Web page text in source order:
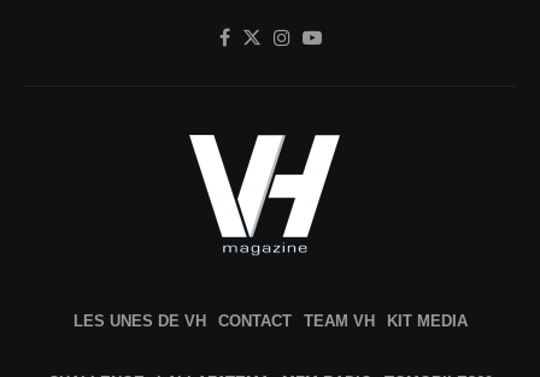
LES UNES DE VH CONTACT TEAM VH KIT MEDIA